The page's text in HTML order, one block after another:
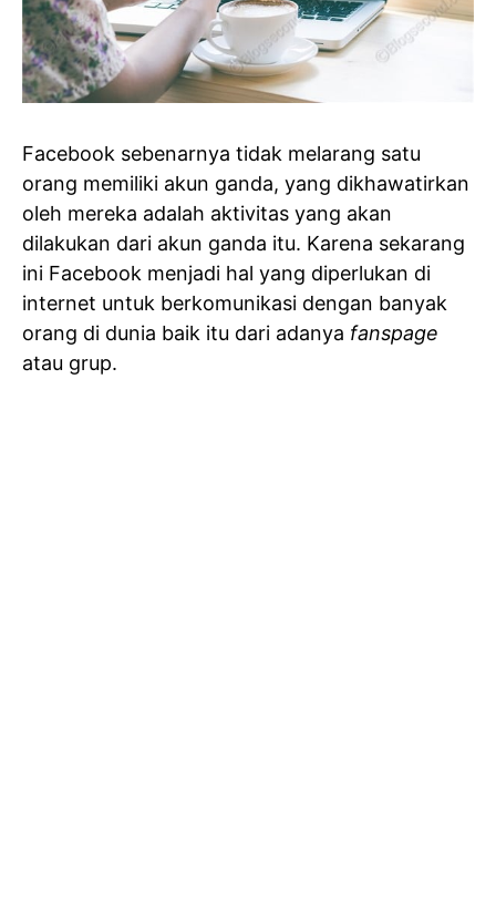
Facebook sebenarnya tidak melarang satu
orang memiliki akun ganda, yang dikhawatirkan
oleh mereka adalah aktivitas yang akan
dilakukan dari akun ganda itu. Karena sekarang
ini Facebook menjadi hal yang diperlukan di
internet untuk berkomunikasi dengan banyak
orang di dunia baik itu dari adanya fanspage
atau grup.